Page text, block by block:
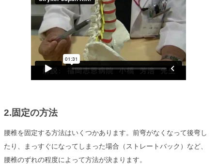
2.固定の方法
腰椎を固定する方法はいくつかあります。前弯がなくなって後弯し
たり、まっすぐになってしまった場合（ストレートバック）など、
腰椎のずれの程度によって方法が決まります。